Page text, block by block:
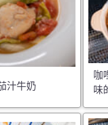
汁牛奶
咖
味